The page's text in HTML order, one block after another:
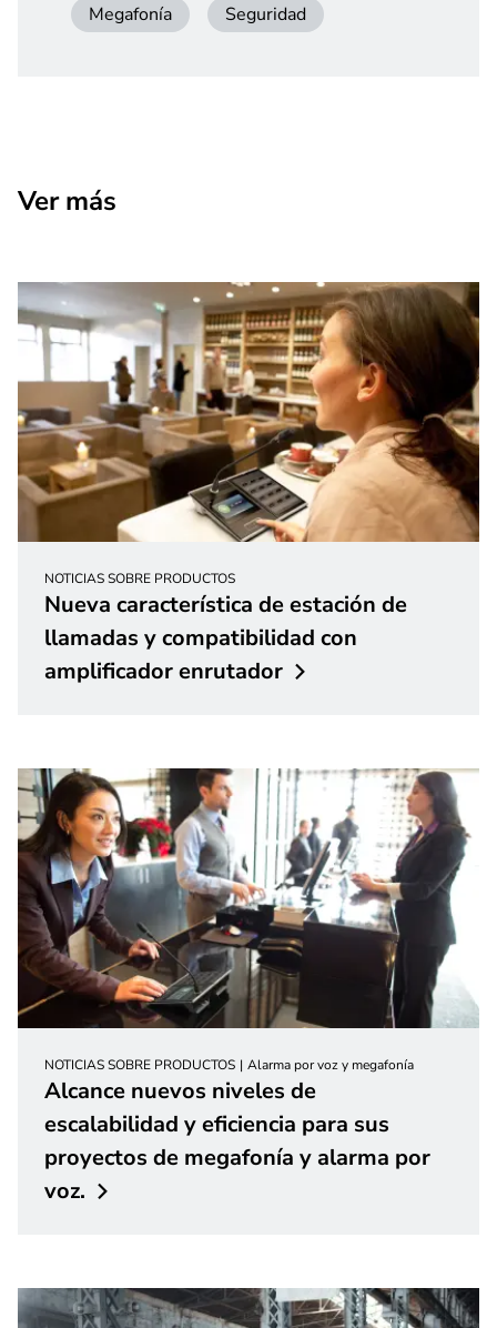
Megafonía Seguridad
Ver más
NOTICIAS SOBRE PRODUCTOS
Nueva característica de estación de
llamadas y compatibilidad con
amplificadorenrutador
NOTICIAS SOBRE PRODUCTOS Alarma por voz y megafonía
Alcance nuevos niveles de
escalabilidad y eficiencia para sus
proyectos de megafonía y alarma por
voz.